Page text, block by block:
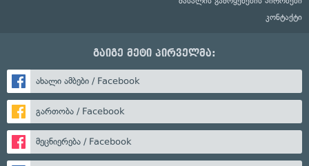
კონტაქტი
გაიგე მეტი პირველმა:
ახალი ამბები / Facebook
გართობა / Facebook
მეცნიერება / Facebook